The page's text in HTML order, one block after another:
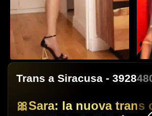
Trans a Siracusa -
🎀Sara: la nuova trans